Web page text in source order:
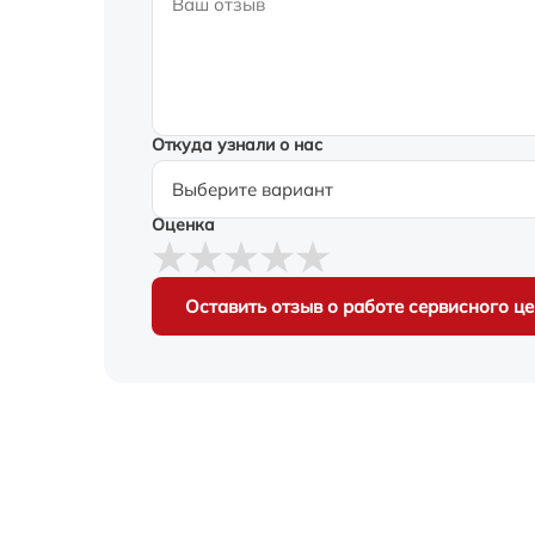
Откуда узнали о нас
Оценка
Оставить отзыв о работе сервисного